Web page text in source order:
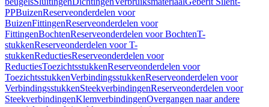
PPBuizenReserveonderdelen voor
BuizenFittingenReserveonderdelen voor
FittingenBochtenReserveonderdelen voor BochtenT-
stukkenReserveonderdelen voor T-
stukkenReductiesReserveonderdelen voor
ReductiesToezichtsstukkenReserveonderdelen voor
ToezichtsstukkenVerbindingsstukkenReserveonderdelen voor
VerbindingsstukkenSteekverbindingenReserveonderdelen voor
SteekverbindingenKlemverbindingenOvergangen naar andere